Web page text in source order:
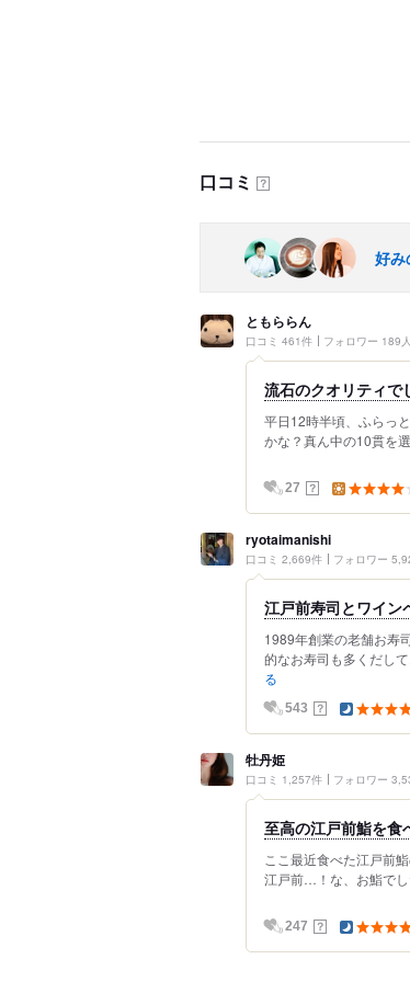
口コミ ？
好み
ともららん
口コミ 461件 フォロワー 189人
流石のクオリティで
平日12時半頃、ふらっ
かな？真ん中の10貫を
27 ？
ryotaimanishi
口コミ 2,669件 フォロワー
江戸前寿司とワイン
1989年創業の老舗お寿
的なお寿司も多くだし
る
543 ？
牡丹姫
口コミ 1,257件 フォロワー
至高の江戸前鮨を食
ここ最近食べた江戸前
江戸前…！な、お鮨で
247 ？